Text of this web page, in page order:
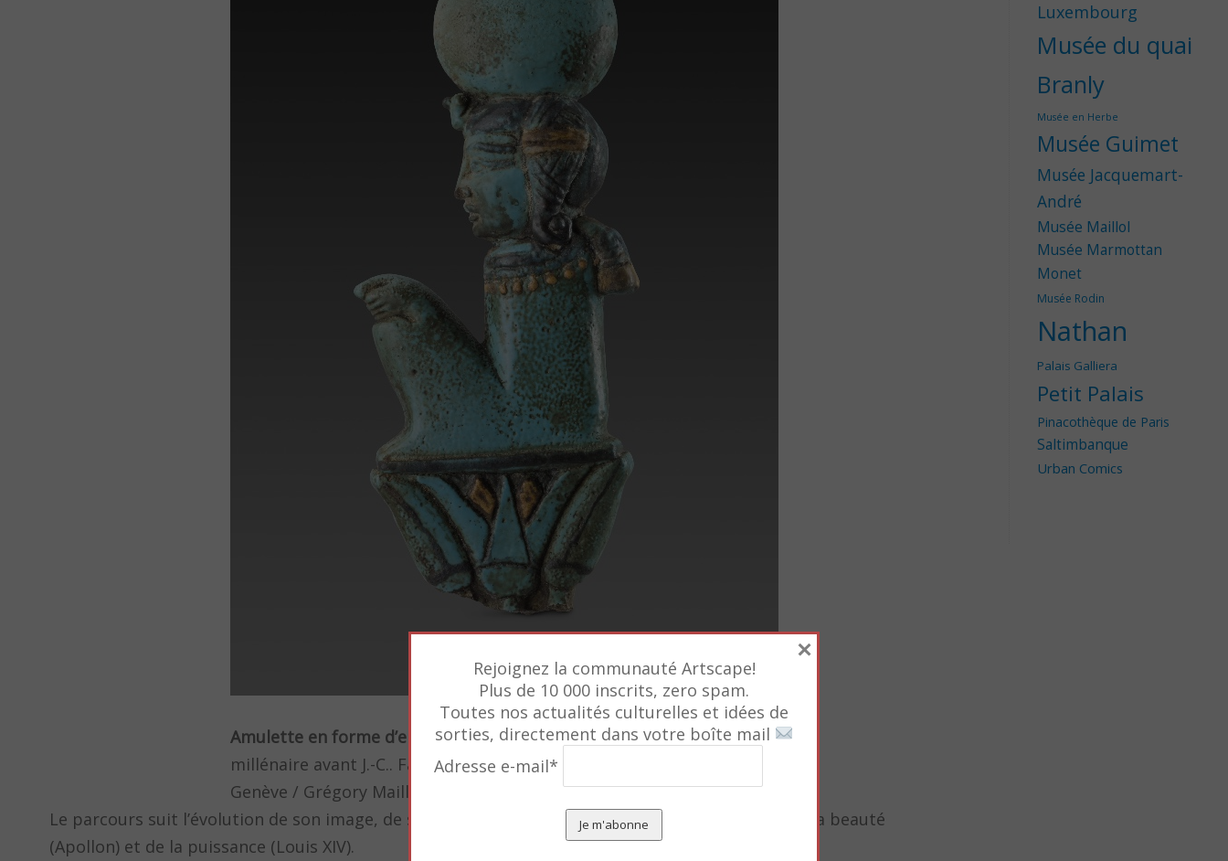
Amulette en forme d’enfant, image du soleil renaissant, 3e quart IIe
millénaire avant J.-C.. Faïence © Genève, Fondation Gandur pour l’Art,
Genève / Grégory Maillot
Le parcours suit l’évolution de son image, de son statut de divinité (Râ) à sa personnalisation de la beauté
(Apollon) et de la puissance (Louis XIV).
Luxembourg
Musée du quai
Branly
Musée en Herbe
Musée Guimet
Musée Jacquemart-
André
Musée Maillol
Musée Marmottan
Monet
Musée Rodin
Nathan
Palais Galliera
Petit Palais
Pinacothèque de Paris
Saltimbanque
Urban Comics
Rejoignez la communauté Artscape!
Plus de 10 000 inscrits, zero spam.
Toutes nos actualités culturelles et idées de
sorties, directement dans votre boîte mail
Adresse e-mail*
×